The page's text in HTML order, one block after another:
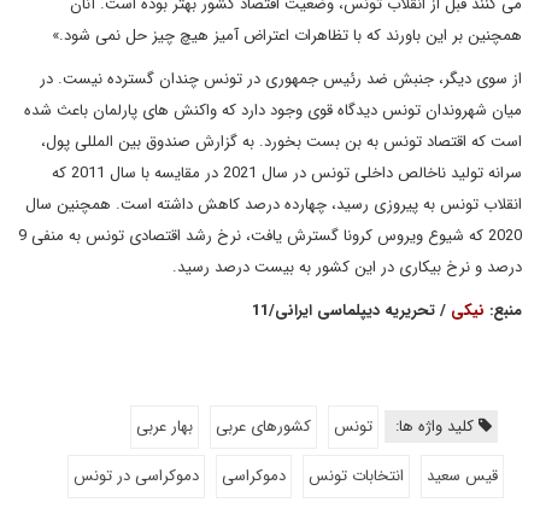
همچنین بر این باورند که با تظاهرات اعتراض آمیز هیچ چیز حل نمی شود.»‌
از سوی دیگر، جنبش ضد رئیس جمهوری در تونس چندان گسترده نیست. در
میان شهروندان تونس دیدگاه قوی وجود دارد که واکنش های پارلمان باعث شده
است که اقتصاد تونس به بن بست بخورد. به گزارش صندوق بین المللی پول،‌
سرانه تولید ناخالص داخلی تونس در سال 2021 در مقایسه با سال 2011 که
انقلاب تونس به پیروزی رسید، چهارده درصد کاهش داشته است. همچنین سال
2020 که شیوع ویروس کرونا گسترش یافت، نرخ رشد اقتصادی تونس به منفی 9
درصد و نرخ بیکاری در این کشور به بیست درصد رسید.
منبع: نیکی / تحریریه دیپلماسی ایرانی/11
کلید واژه ها: تونس کشورهای عربی
بهار عربی
قیس سعید
انتخابات تونس دموکراسی دموکراسی در تونس